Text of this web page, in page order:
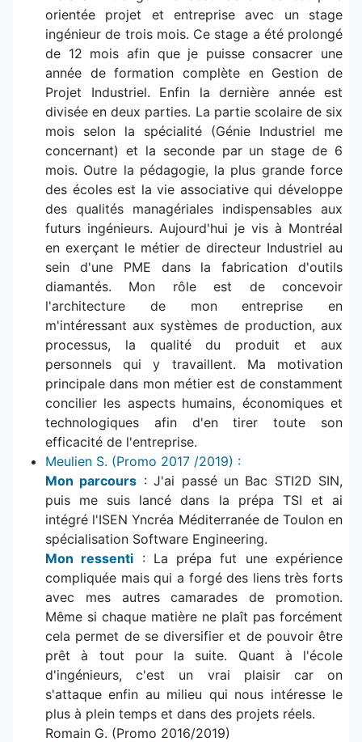
orientée projet et entreprise avec un stage
ingénieur de trois mois. Ce stage a été prolongé
de 12 mois afin que je puisse consacrer une
année de formation complète en Gestion de
Projet Industriel. Enfin la dernière année est
divisée en deux parties. La partie scolaire de six
mois selon la spécialité (Génie Industriel me
concernant) et la seconde par un stage de 6
mois. Outre la pédagogie, la plus grande force
des écoles est la vie associative qui développe
des qualités managériales indispensables aux
futurs ingénieurs. Aujourd'hui je vis à Montréal
en exerçant le métier de directeur Industriel au
sein d'une PME dans la fabrication d'outils
diamantés. Mon rôle est de concevoir
l'architecture de mon entreprise en
m'intéressant aux systèmes de production, aux
processus, la qualité du produit et aux
personnels qui y travaillent. Ma motivation
principale dans mon métier est de constamment
concilier les aspects humains, économiques et
technologiques afin d'en tirer toute son
efficacité de l'entreprise.
Meulien S. (Promo 2017 /2019) :
Mon parcours : J'ai passé un Bac STI2D SIN,
puis me suis lancé dans la prépa TSI et ai
intégré l'ISEN Yncréa Méditerranée de Toulon en
spécialisation Software Engineering.
Mon ressenti : La prépa fut une expérience
compliquée mais qui a forgé des liens très forts
avec mes autres camarades de promotion.
Même si chaque matière ne plaît pas forcément
cela permet de se diversifier et de pouvoir être
prêt à tout pour la suite. Quant à l'école
d'ingénieurs, c'est un vrai plaisir car on
s'attaque enfin au milieu qui nous intéresse le
plus à plein temps et dans des projets réels.
Romain G. (Promo 2016/2019)